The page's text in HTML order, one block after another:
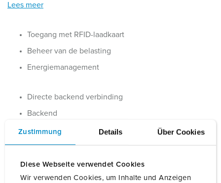
Zustimmung Details Über Cookies
Diese Webseite verwendet Cookies
Wir verwenden Cookies, um Inhalte und Anzeigen
Lees meer
Toegang met RFID-laadkaart
Beheer van de belasting
Energiemanagement
Directe backend verbinding
Backend
Bestelnummer 151822402 EAN 4015394301769